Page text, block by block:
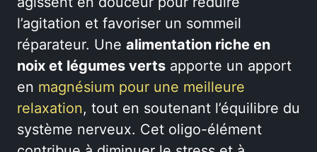
l’agitation et favoriser un sommeil
réparateur. Une alimentation riche en
noix et légumes verts apporte un apport
en magnésium pour une meilleure
relaxation, tout en soutenant l’équilibre du
système nerveux. Cet oligo-élément